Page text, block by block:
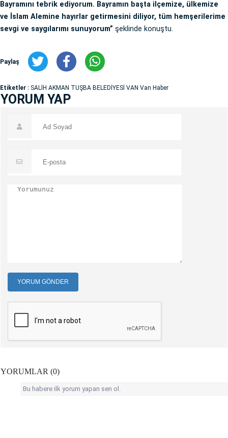
Bayramını tebrik ediyorum. Bayramın başta ilçemize, ülkemize
ve İslam Alemine hayırlar getirmesini diliyor, tüm hemşerilerime
sevgi ve saygılarımı sunuyorum” şeklinde konuştu.
Paylaş
Etiketler : SALİH AKMAN TUŞBA BELEDİYESİ VAN Van Haber
YORUM YAP
YORUM GÖNDER
YORUMLAR (0)
Bu habere ilk yorum yapan sen ol.